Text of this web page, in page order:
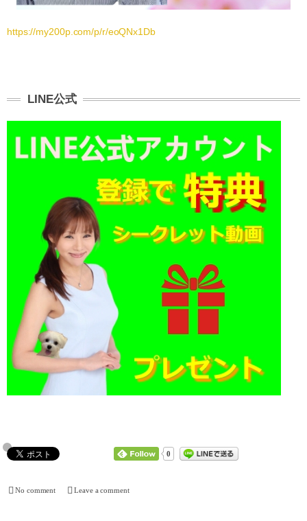
https://my200p.com/p/r/eoQNx1Db
LINE公式
0
No comment Leave a comment